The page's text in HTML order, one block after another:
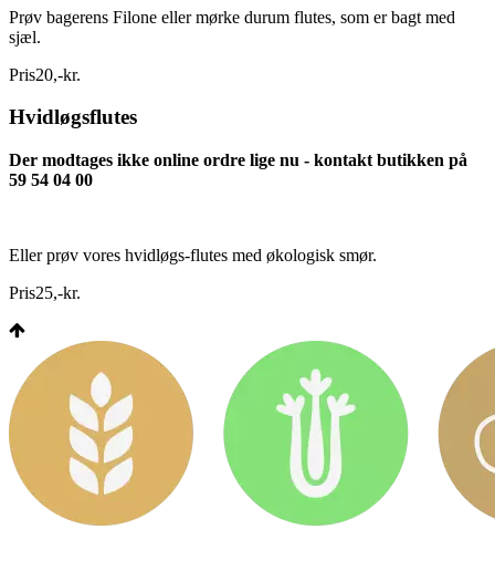
Prøv bagerens Filone eller mørke durum flutes, som er bagt med
sjæl.
Pris20,-kr.
Hvidløgsflutes
Der modtages ikke online ordre lige nu - kontakt butikken på
59 54 04 00
Eller prøv vores hvidløgs-flutes med økologisk smør.
Pris25,-kr.